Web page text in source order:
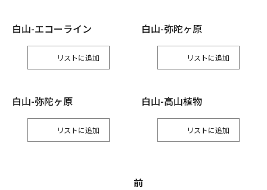
白山-エコーライン
リスト
白山-弥陀ヶ原
リスト
白山-弥陀ヶ原
リスト
白山-高山植物
リスト
前